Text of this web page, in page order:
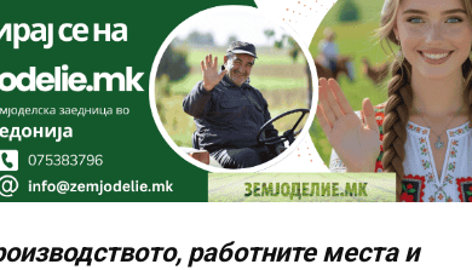
работните места и